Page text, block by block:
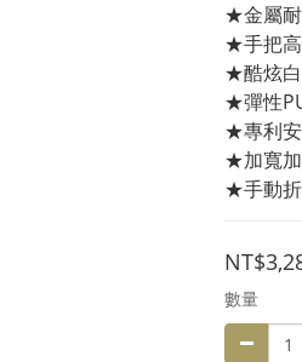
★金屬
★手把
★酷炫白
★彈性
★專利
★加寬
★手動
數量